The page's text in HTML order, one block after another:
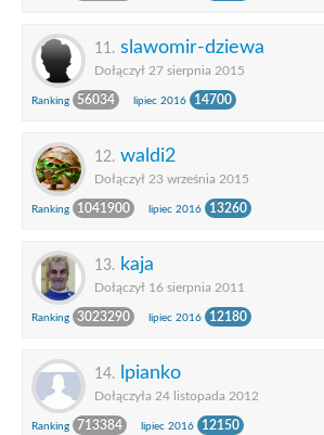
11. slawomir-dziewa
Dołączył 27 sierpnia 2015
Ranking 56034 lipiec 2016 14700
12. waldi2
Dołączył 23 września 2015
Ranking 1041900 lipiec 2016 13260
13. kaja
Dołączył 16 sierpnia 2011
Ranking 3023290 lipiec 2016 12180
14. lpianko
Dołączyła 24 listopada 2012
Ranking 713384 lipiec 2016 12150